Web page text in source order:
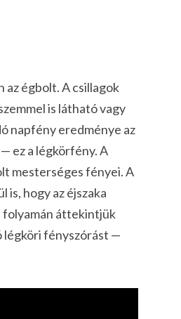
az égbolt. A csillagok
is látható vagy
napfény eredménye az
ez a légkörfény. A
mesterséges fényei. A
is, hogy az éjszaka
folyamán áttekintjük
légköri fényszórást —